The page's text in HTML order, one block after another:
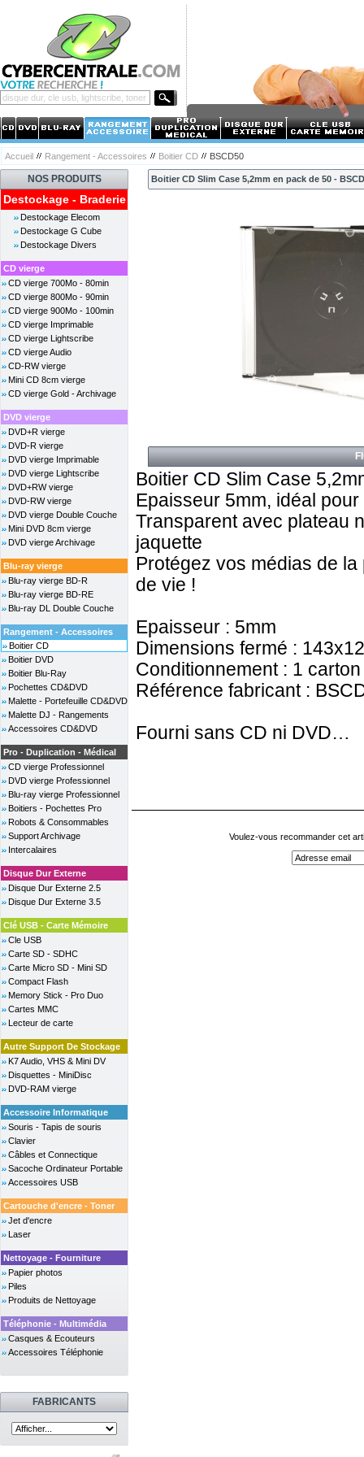
Accueil Rangement - Accessoires Boitier CD BSCD50
NOS PRODUITS
Destockage - Braderie
Destockage Elecom
Destockage G Cube
Destockage Divers
CD vierge
CD vierge 700Mo - 80min
CD vierge 800Mo - 90min
CD vierge 900Mo - 100min
CD vierge Imprimable
CD vierge Lightscribe
CD vierge Audio
CD-RW vierge
Mini CD 8cm vierge
CD vierge Gold - Archivage
DVD vierge
DVD+R vierge
DVD-R vierge
DVD vierge Imprimable
DVD vierge Lightscribe
DVD+RW vierge
DVD-RW vierge
DVD vierge Double Couche
Mini DVD 8cm vierge
DVD vierge Archivage
Blu-ray vierge
Blu-ray vierge BD-R
Blu-ray vierge BD-RE
Blu-ray DL Double Couche
Rangement - Accessoires
Boitier CD
Boitier DVD
Boitier Blu-Ray
Pochettes CD&DVD
Malette - Portefeuille CD&DVD
Malette DJ - Rangements
Accessoires CD&DVD
Pro - Duplication - Médical
CD vierge Professionnel
DVD vierge Professionnel
Blu-ray vierge Professionnel
Boitiers - Pochettes Pro
Robots & Consommables
Support Archivage
Intercalaires
Disque Dur Externe
Disque Dur Externe 2.5
Disque Dur Externe 3.5
Clé USB - Carte Mémoire
Cle USB
Carte SD - SDHC
Carte Micro SD - Mini SD
Compact Flash
Memory Stick - Pro Duo
Cartes MMC
Lecteur de carte
Autre Support De Stockage
K7 Audio, VHS & Mini DV
Disquettes - MiniDisc
DVD-RAM vierge
Accessoire Informatique
Souris - Tapis de souris
Clavier
Câbles et Connectique
Sacoche Ordinateur Portable
Accessoires USB
Cartouche d'encre - Toner
Jet d'encre
Laser
Nettoyage - Fourniture
Papier photos
Piles
Produits de Nettoyage
Téléphonie - Multimédia
Casques & Ecouteurs
Accessoires Téléphonie
FABRICANTS
Boitier CD Slim Case 5,2mm en pack de 50 -
Boitier CD Slim Case
Epaisseur 5mm, idéal
Transparent avec plateau
jaquette
Protégez vos médias de
de vie !
Epaisseur : 5mm
Dimensions fermé :
Conditionnement : 1
Référence fabricant :
Fourni sans CD ni DVD…
Voulez-vous recommander cet